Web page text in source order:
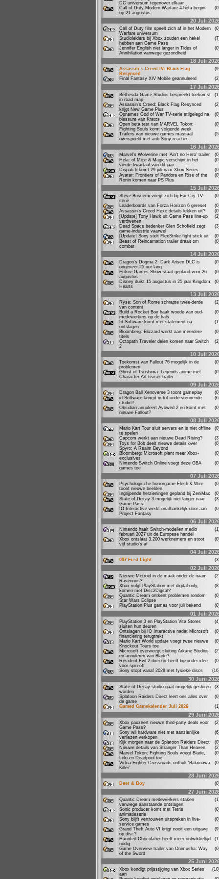
DC universum tegenover elkaar
Call of Duty Modern Warfare 4-bèta begint
op 21 augustus
20 Juli
Call of Duty film speelt zich af in het Modern
Warfare universum
Studioleiders bij Xbox zouden een hekel
hebben aan Game Pass
Jennifer English niet langer in Tides of
Annihilation vanwege gezondheid
18 Juli
Assassin’s Creed IV: Black Flag
Resynced
Final Fantasy XIV Mobile geannuleerd
17 Juli
Bethesda Game Studios bespreekt toekomst
in road map
Assassin's Creed: Black Flag Resynced
krijgt New Game Plus
Opnames God of War TV-serie stilgelegd na
blessure van Kratos
Open beta test van MARVEL Tokon:
Fighting Souls komt volgende week
Trailers van nieuwe games massaal
overspoeld met anti-Sony-reacties
16 Juli
Marvel's Wolverine met 'Ain't no Hero' trailer
Hela: of Mice & Magic verschijnt in het
vierde kwartaal van dit jaar
Dispatch komt 29 juli naar Xbox Series
Avatar: Frontiers of Pandora en Rise of the
Ronin komen naar PS Plus
15 Juli
Steve Buscemi voegt zich bij Far Cry TV-
serie
Leaderboards van Forza Horizon 6 gereset
Assassin's Creed Hexe details lekken uit?
[Update] Tony Hawk uit Game Pass line-up
verdwenen
Dead Space bedenker Glen Schofield zegt
game-industrie vaarwel
[Update] Sony stelt FlexStrike fight stick uit
Beast of Reincarnation trailer draait om
combat
14 Juli
Dragon's Dogma 2: Dark Arisen DLC is
ongeveer 25 uur lang
Future Games Show staat gepland voor 26
augustus
Disney duikt 15 augustus in 25 jaar Kingdom
Hearts
13 Juli
Ryse: Son of Rome schrapte twee-derde
van content
Build a Rocket Boy haalt woede van oud-
medewerkers op de hals
Id Software komt met statement na
ontslagen
Bloomberg: Blizzard werkt aan meerdere
titels
Octopath Traveler delen komen naar Switch
2
10 Juli
Toekomst van Fallout 76 mogelijk in de
problemen
Ghost of Tsushima: Legends anime met
Character Art teaser trailer
09 Juli
Dragon Ball Xenoverse 3 toont gameplay
id Software krimpt in tot ondersteunende
studio?
Obsidian annuleert Avowed 2 en komt met
nieuwe Fallout?
08 Juli
Mario Kart Tour sluit servers en is niet offline
te spelen
Capcom werkt aan nieuwe Dead Rising?
Toys for Bob deelt nieuwe details over
Spyro: A Realm Beyond
Bloomberg: Microsoft plant meer Xbox-
exclusives
Nintendo Switch Online voegt deze GBA
games toe
07 Juli
Psychologische horrorgame Flesh & Wire
toont nieuwe beelden
Ingrijpende herzieningen gepland bij ZeniMax
State of Decay 3 mogelijk niet langer naar
Game Pass
IO Interactive werkt onafhankelijk door aan
Project Fantasy
06 Juli
Nintendo haalt Switch-modellen medio
februari 2027 uit de Europese handel
Xbox ontslaat 3.200 werknemers en stoot
vijf studio's af
04 Juli
007 First Light
02 Juli
Nieuwe Metroid in de maak onder de naam
Ravenous?
Xbox volgt PlayStation met digital-only,
komen met Disc2Digital?
Quantic Dream ontkent problemen rondom
Star Wars Eclipse
PlayStation Plus games voor juli bekend
01 Juli
PlayStation 3 en PlayStation Vita Stores
sluiten hun deuren
Ontslagen bij IO Interactive nadat Microsoft
financiering terugtrekt
Mario Kart World update voegt twee nieuwe
Knockout Tours toe
Microsoft overweegt sluiting Arkane Studios
en annuleren van Blade?
Resident Evil 2 director heeft bijzonder idee
voor spin-off
Sony stopt vanaf 2028 met fysieke discs
30 Juni
State of Decay studio gaat mogelijk gesloten
worden
Splatoon Raiders Direct leert ons alles over
de game
Gamed Gamekalender Juli 2026
29 Juni
Xbox pauzeert nieuwe third-party deals voor
Game Pass?
Sony wil hardware niet met aanzienlijke
verliezen verkopen
Kijk morgen naar de Splatoon Raiders Direct
Nieuwe details van Stranger Than Heaven
Marvel Tokon: Fighting Souls voegt Blade,
Loki en Deadpool toe
Virtua Fighter Crossroads onthult ‘Bakunawa
Killer’
28 Juni
Deer & Boy
27 Juni
Quantic Dream medewerkers staken
vanwege aanstaande ontslagen
Sonic producer komt met Tetris
animatieserie
Sony blijft vertrouwen uitspreken in live-
service games
Grand Theft Auto VI krijgt nooit een uitgave
op disc?
Haunted Chocolatier heeft meer ontwikkeltijd
nodig
Game Overview trailer van Onimusha: Way
of the Sword
25 Juni
Xbox kondigt prijsstijging van Xbox Series
aan